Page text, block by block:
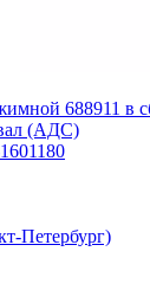
688911 в
(АДС)
Петербург)